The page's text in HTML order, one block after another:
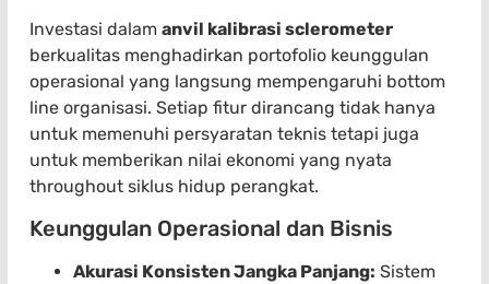
Investasi dalam anvil kalibrasi sclerometer
berkualitas menghadirkan portofolio keunggulan
operasional yang langsung mempengaruhi bottom
line organisasi. Setiap fitur dirancang tidak hanya
untuk memenuhi persyaratan teknis tetapi juga
untuk memberikan nilai ekonomi yang nyata
throughout siklus hidup perangkat.
Keunggulan Operasional dan Bisnis
Akurasi Konsisten Jangka Panjang: Sistem